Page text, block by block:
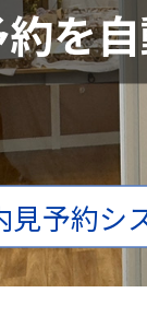
を
見予約シ